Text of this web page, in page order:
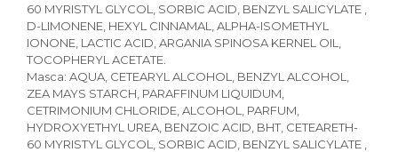
60 MYRISTYL GLYCOL, SORBIC ACID, BENZYL SALICYLATE ,
D-LIMONENE, HEXYL CINNAMAL, ALPHA-ISOMETHYL
IONONE, LACTIC ACID, ARGANIA SPINOSA KERNEL OIL,
TOCOPHERYL ACETATE.
Masca: AQUA, CETEARYL ALCOHOL, BENZYL ALCOHOL,
ZEA MAYS STARCH, PARAFFINUM LIQUIDUM,
CETRIMONIUM CHLORIDE, ALCOHOL, PARFUM,
HYDROXYETHYL UREA, BENZOIC ACID, BHT, CETEARETH-
60 MYRISTYL GLYCOL, SORBIC ACID, BENZYL SALICYLATE ,